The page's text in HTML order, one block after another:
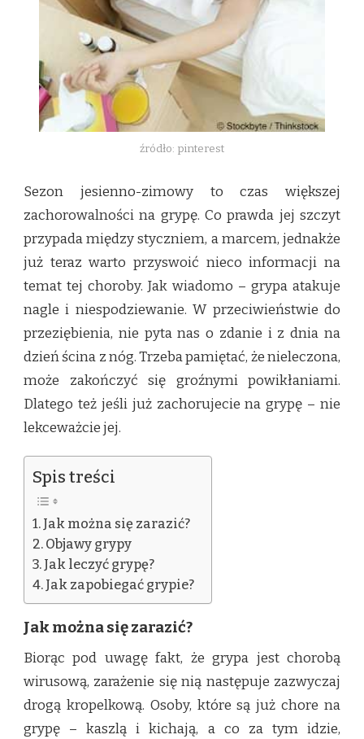
źródło: pinterest
Sezon jesienno-zimowy to czas większej
zachorowalności na grypę. Co prawda jej szczyt
przypada między styczniem, a marcem, jednakże
już teraz warto przyswoić nieco informacji na
temat tej choroby. Jak wiadomo – grypa atakuje
nagle i niespodziewanie. W przeciwieństwie do
przeziębienia, nie pyta nas o zdanie i z dnia na
dzień ścina z nóg. Trzeba pamiętać, że nieleczona,
może zakończyć się groźnymi powikłaniami.
Dlatego też jeśli już zachorujecie na grypę – nie
lekceważcie jej.
Spis treści
Jak można się zarazić?
Objawy grypy
Jak leczyć grypę?
Jak zapobiegać grypie?
Jak można się zarazić?
Biorąc pod uwagę fakt, że grypa jest chorobą
wirusową, zarażenie się nią następuje zazwyczaj
drogą kropelkową. Osoby, które są już chore na
grypę – kaszlą i kichają, a co za tym idzie,